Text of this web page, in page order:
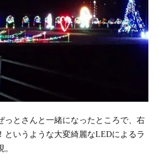
っとさんと一緒になったところで、右
というような大変綺麗なLEDによるラ